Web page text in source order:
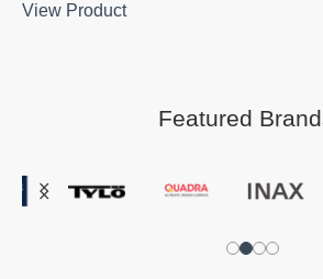
View Product
Featured